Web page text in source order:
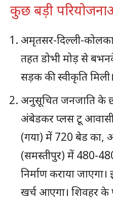
कुछ बड़ी
अमृतसर-दिल्ली-
तहत डोभी मोड़ से
सड़क की स्वीकृति
अनुसूचित जनजाति के
अंबेडकर प्लस टू
(गया) में 720 बेड का,
(समस्तीपुर) में 480-
निर्माण कराया
खर्च आएगा। शिवहर के